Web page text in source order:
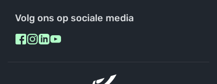
Volg ons op sociale media